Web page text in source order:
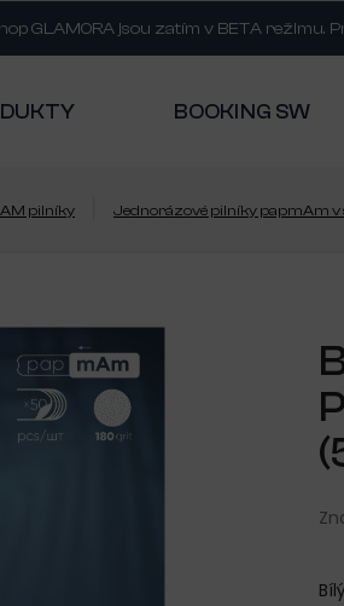
GLAMORA jsou zatím v BETA režimu.
BOOKING SW
pilníky Jednorázové pilníky papmAm v